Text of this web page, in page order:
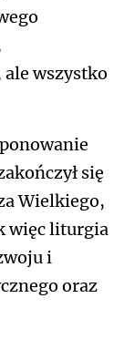
ale wszystko
się
Wielkiego,
więc liturgia
i
oraz